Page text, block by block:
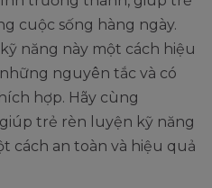
cuộc sống hàng ngày.
năng này một cách hiệu
nguyên tắc và có
hợp. Hãy cùng
trẻ rèn luyện kỹ năng
cách an toàn và hiệu quả